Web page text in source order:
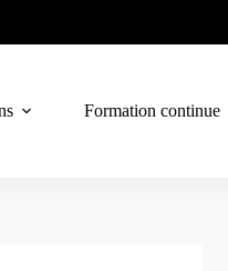
Formation continue